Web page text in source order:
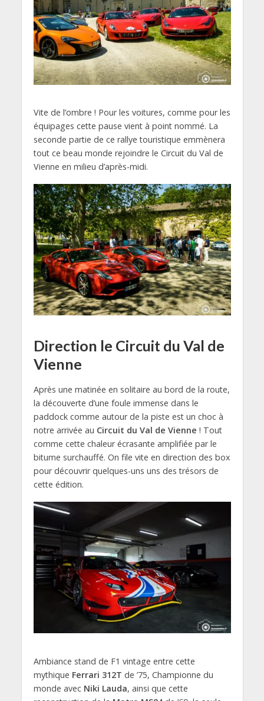
Vite de l’ombre ! Pour les voitures, comme pour les
équipages cette pause vient à point nommé. La
seconde partie de ce rallye touristique emmènera
tout ce beau monde rejoindre le Circuit du Val de
Vienne en milieu d’après-midi.
Direction le Circuit du Val de
Vienne
Après une matinée en solitaire au bord de la route,
la découverte d’une foule immense dans le
paddock comme autour de la piste est un choc à
notre arrivée au Circuit du Val de Vienne ! Tout
comme cette chaleur écrasante amplifiée par le
bitume surchauffé. On file vite en direction des box
pour découvrir quelques-uns uns des trésors de
cette édition.
Ambiance stand de F1 vintage entre cette
mythique Ferrari 312T de ’75, Championne du
monde avec Niki Lauda, ainsi que cette